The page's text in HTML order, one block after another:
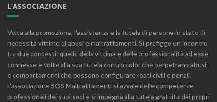
L’ASSOCIAZIONE
Volta alla promozione, l'assistenza e la tutela di persone in stato di
necessità vittime di abusi e maltrattamenti. Si prefigge un incontro
tra due contesti: quello della vittima e delle professionalità ad esse
connesse e volte alla sua tutela contro color che perpetrano abusi
e comportamenti che possono configurare reati civili e penali.
L'associazione SOS Maltrattamenti si avvale delle competenze
professionali dei suoi soci e si impegna alla tutela gratuita dei propri